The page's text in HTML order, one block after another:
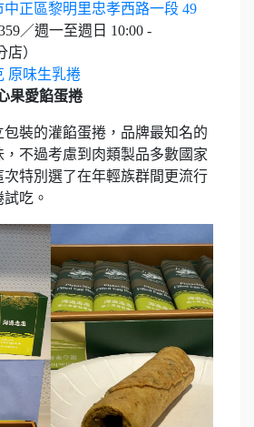
中正區黎明里忠孝西路一段 49
／週一至週日 10:00 -
）
原味生乳捲
果愛餡蛋捲
裝的灌餡蛋捲，品牌最知名的
不過考慮到肉類製品多數國家
次特別選了在年輕族群間更流行
吃。